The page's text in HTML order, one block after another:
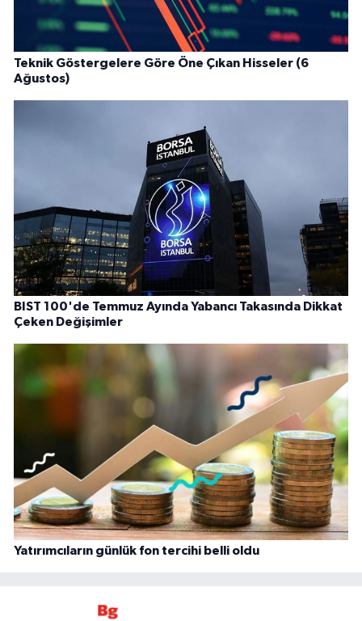
Teknik Göstergelere Göre Öne Çıkan Hisseler (6
Ağustos)
BIST 100'de Temmuz Ayında Yabancı Takasında Dikkat
Çeken Değişimler
Yatırımcıların günlük fon tercihi belli oldu